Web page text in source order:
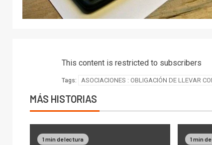
This content is restricted to subscribers
Tags: ASOCIACIONES : OBLIGACIÓN DE LLEVAR
MÁS HISTORIAS
1 min de lectura 1 min